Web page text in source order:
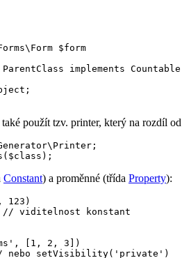
$form
implements Countable
použít tzv. printer, který na rozdíl od
Constant) a proměnné (třída Property):
123)
[1, 2, 3])